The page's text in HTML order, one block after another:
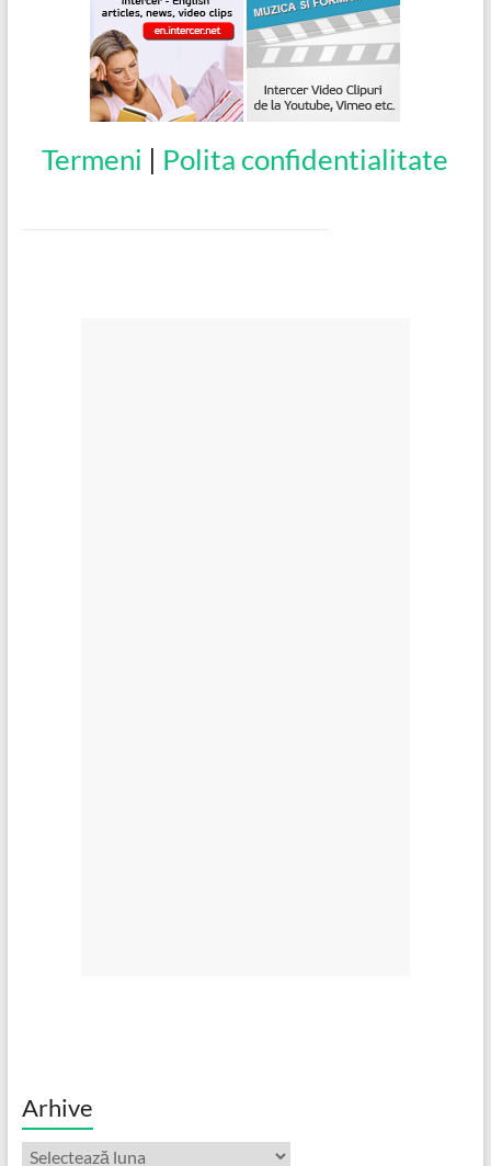
Termeni | Polita confidentialitate
Arhive
Arhive